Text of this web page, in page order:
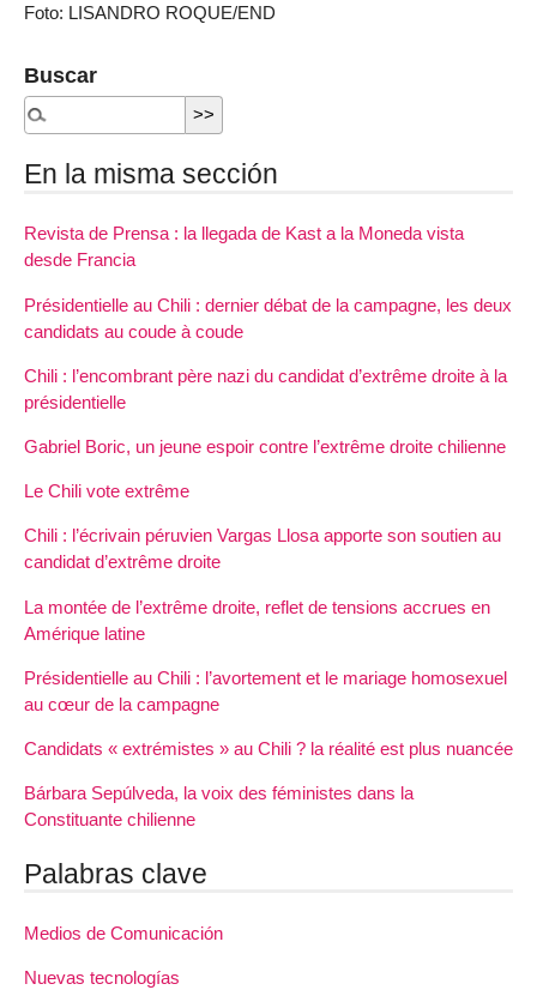
Foto: LISANDRO ROQUE/END
Buscar
En la misma sección
Revista de Prensa : la llegada de Kast a la Moneda vista
desde Francia
Présidentielle au Chili : dernier débat de la campagne, les deux
candidats au coude à coude
Chili : l’encombrant père nazi du candidat d’extrême droite à la
présidentielle
Gabriel Boric, un jeune espoir contre l’extrême droite chilienne
Le Chili vote extrême
Chili : l’écrivain péruvien Vargas Llosa apporte son soutien au
candidat d’extrême droite
La montée de l’extrême droite, reflet de tensions accrues en
Amérique latine
Présidentielle au Chili : l’avortement et le mariage homosexuel
au cœur de la campagne
Candidats « extrémistes » au Chili ? la réalité est plus nuancée
Bárbara Sepúlveda, la voix des féministes dans la
Constituante chilienne
Palabras clave
Medios de Comunicación
Nuevas tecnologías